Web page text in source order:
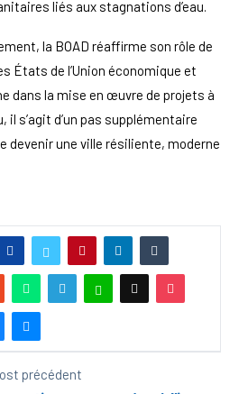
liés aux stagnations d’eau.
la BOAD réaffirme son rôle de
États de l’Union économique et
dans la mise en œuvre de projets à
il s’agit d’un pas supplémentaire
devenir une ville résiliente, moderne
précédent